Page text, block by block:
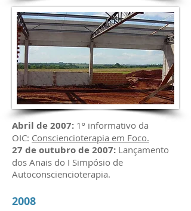
Abril de 2007: 1º informativo da
OIC: Consciencioterapia em Foco.
27 de outubro de 2007: Lançamento
dos Anais do I Simpósio de
Autoconsciencioterapia.
2008